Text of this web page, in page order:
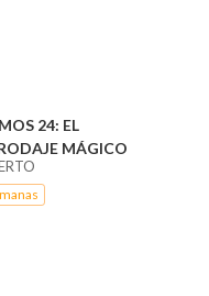
24: EL
MÁGICO